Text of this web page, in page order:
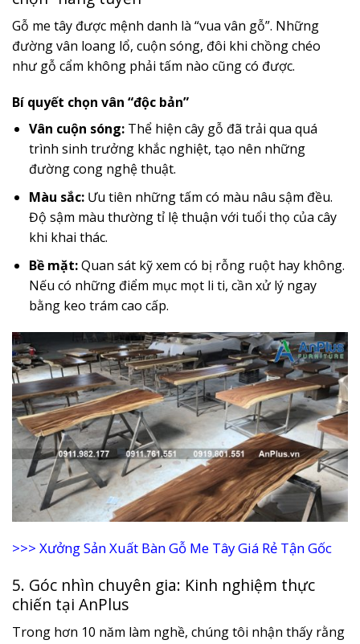
Gỗ me tây được mệnh danh là “vua vân gỗ”. Những
đường vân loang lổ, cuộn sóng, đôi khi chồng chéo
như gỗ cẩm không phải tấm nào cũng có được.
Bí quyết chọn vân “độc bản”
Vân cuộn sóng:Thể hiện cây gỗ đã trải qua quá
trình sinh trưởng khắc nghiệt, tạo nên những
đường cong nghệ thuật.
Màu sắc:Ưu tiên những tấm có màu nâu sậm đều.
Độ sậm màu thường tỉ lệ thuận với tuổi thọ của cây
khi khai thác.
Bề mặt:Quan sát kỹ xem có bị rỗng ruột hay không.
Nếu có những điểm mục mọt li ti, cần xử lý ngay
bằng keo trám cao cấp.
>>> Xưởng Sản Xuất Bàn Gỗ Me Tây Giá Rẻ Tận Gốc
5. Góc nhìn chuyên gia: Kinh nghiệm thực
chiến tại AnPlus
Trong hơn 10 năm làm nghề, chúng tôi nhận thấy rằng